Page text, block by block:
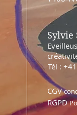
Sylvie
Tél :
CGV
RGPD